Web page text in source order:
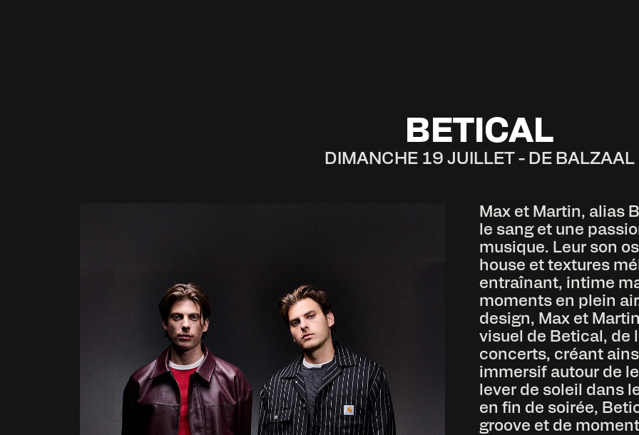
BETICAL
DIMANCHE 19 JUILLET - DE BALZAAL
Max et Martin, alias
le sang et une
musique. Leur son
house et textures
entraînant, intime
moments en plein
design, Max et
visuel de Betical, de
concerts, créant
immersif autour de
lever de soleil dans
en fin de soirée,
groove et de